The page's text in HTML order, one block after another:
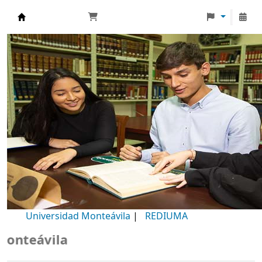
Biblioteca Universidad Monteávila
Universidad Monteávila | REDIUMA